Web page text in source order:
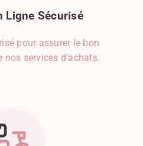
Ligne Sécurisé
pour assurer le bon
services d’achats.